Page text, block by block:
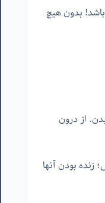
بدون هیچ
از درون
بودن آنها